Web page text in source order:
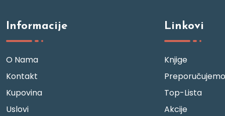
Informacije
O Nama
Kontakt
Kupovina
Uslovi
Linkovi
Knjige
Preporučujemo
Top-Lista
Akcije